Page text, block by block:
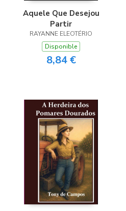
Aquele Que Desejou
Partir
RAYANNE ELEOTÉRIO
Disponible
8,84 €